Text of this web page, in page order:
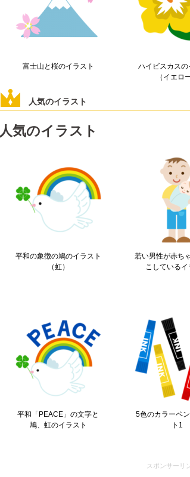
富士山と桜のイラスト
ハイビスカスの
（イエロ
人気のイラスト
人気のイラスト
平和の象徴の鳩のイラスト
（虹）
若い男性が赤ち
こしているイ
平和「PEACE」の文字と
鳩、虹のイラスト
5色のカラーペ
ト1
スポンサーリ